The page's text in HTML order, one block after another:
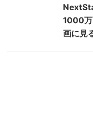
1000万
画に見